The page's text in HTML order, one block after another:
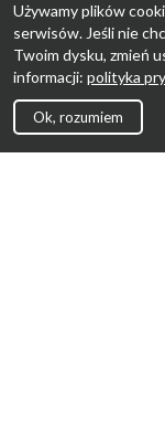
Używamy plików
serwisów. Jeśli nie
Twoim dysku, zmień
informacji: polityka
Ok, rozumiem